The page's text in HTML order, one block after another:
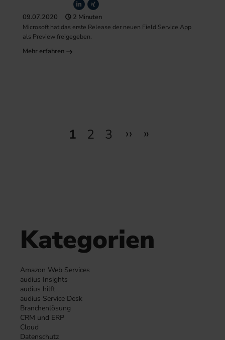
09.07.2020 2 Minuten
Microsoft hat das erste Release der neuen Field Service App
als Preview freigegeben.
Mehr erfahren
Seitennummerierung
Seite
1 Seite
2 Seite
3 Next page
›› Last page
»
Kategorien
Amazon Web Services
audius Insights
audius hilft
audius Service Desk
Branchenlösung
CRM und ERP
Cloud
Datenschutz